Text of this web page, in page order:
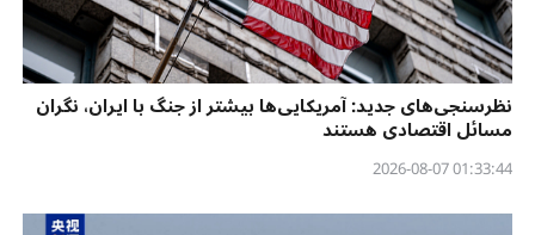
نظرسنجی‌‌های جدید: آمریکایی‌ها بیشتر از جنگ با ایران، نگران
مسائل اقتصادی هستند
01:33:44 2026-08-07